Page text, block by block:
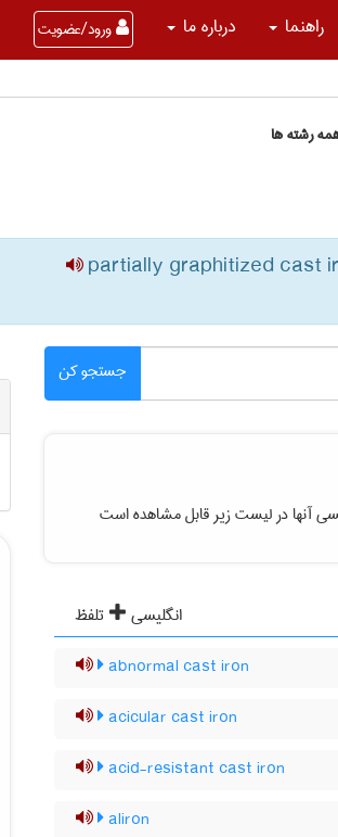
راهنما درباره ما ورود/عضویت
رشته ها
partially graphitized cast
جستجو کن
آنها در لیست زیر قابل مشاهده است
انگلیسی
تلفظ
abnormal cast iron
acicular cast iron
acid-resistant cast iron
aliron